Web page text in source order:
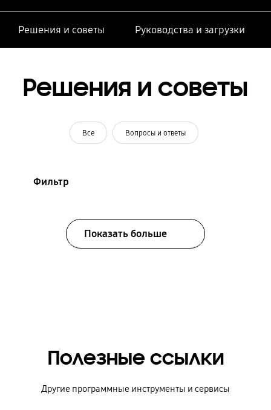
Решения и советы Руководства и загрузки
Решения и советы
Все Вопросы и ответы
Фильтр
Показать больше
Полезные ссылки
Другие программные инструменты и сервисы